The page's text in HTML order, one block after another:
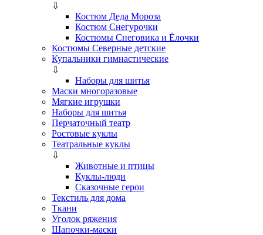
⇩
Костюм Деда Мороза
Костюм Снегурочки
Костюмы Снеговика и Ёлочки
Костюмы Северные детские
Купальники гимнастические
⇩
Наборы для шитья
Маски многоразовые
Мягкие игрушки
Наборы для шитья
Перчаточный театр
Ростовые куклы
Театральные куклы
⇩
Животные и птицы
Куклы-люди
Сказочные герои
Текстиль для дома
Ткани
Уголок ряжения
Шапочки-маски